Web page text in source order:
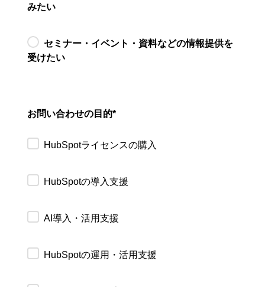
みたい
セミナー・イベント・資料などの情報提供を
受けたい
お問い合わせの目的*
HubSpotライセンスの購入
HubSpotの導入支援
AI導入・活用支援
HubSpotの運用・活用支援